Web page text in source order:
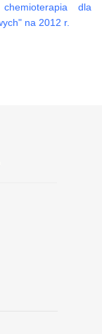
dla
na 2012 r.